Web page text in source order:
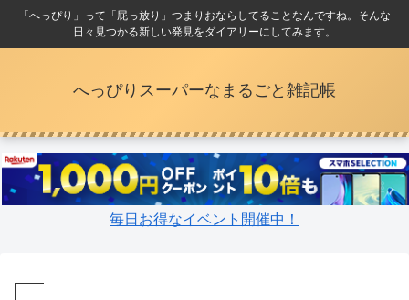
「へっぴり」って「屁っ放り」つまりおならしてることなんですね。そんな
日々見つかる新しい発見をダイアリーにしてみます。
へっぴりスーパーなまるごと雑記帳
毎日お得なイベント開催中！